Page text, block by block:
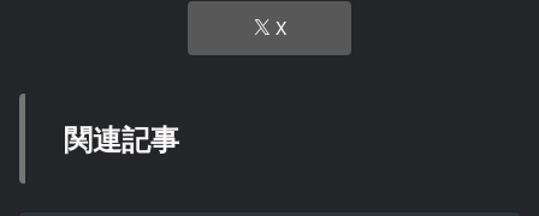
X
関連記事